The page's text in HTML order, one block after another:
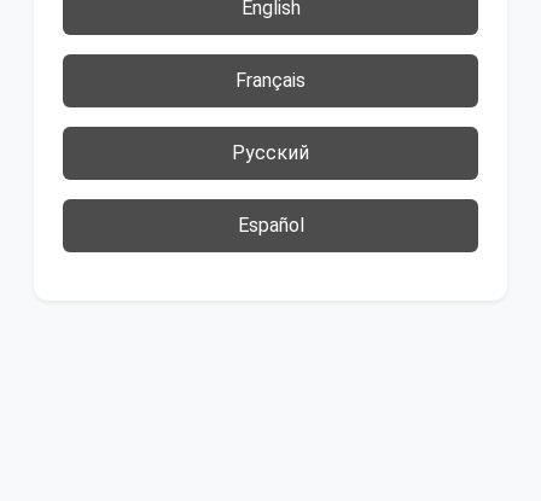
English
Français
Русский
Español